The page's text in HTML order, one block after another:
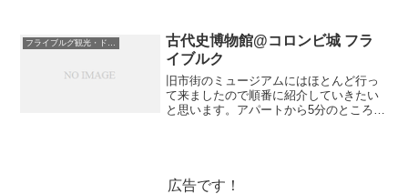
いでカッセル中央駅まで出ましたが、戻
るときはトラムで一本...
古代史博物館@コロンビ城 フラ
イブルク
旧市街のミュージアムにはほとんど行っ
て来ましたので順番に紹介していきたい
と思います。アパートから5分のところに
広告です！